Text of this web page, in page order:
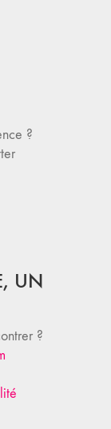
?
UN
?